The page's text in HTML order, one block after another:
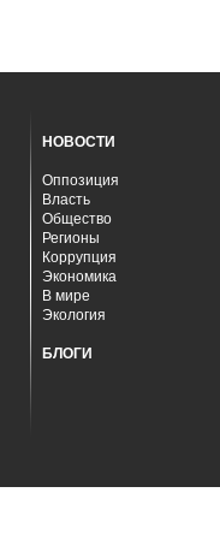
НОВОСТИ
Оппозиция
Власть
Общество
Регионы
Коррупция
Экономика
В мире
Экология
БЛОГИ